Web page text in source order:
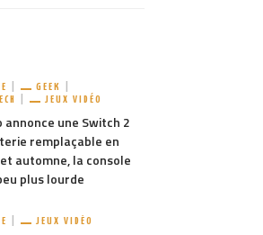
GEEK
JEUX VIDÉO
annonce une Switch 2
remplaçable en
automne, la console
plus lourde
JEUX VIDÉO